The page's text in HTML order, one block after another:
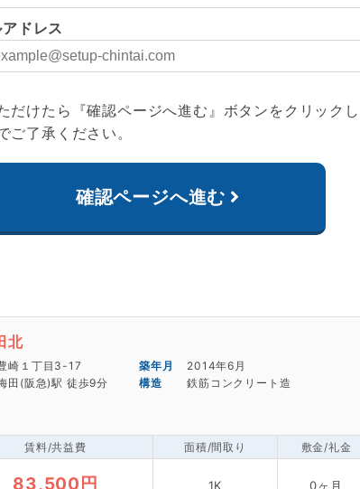
ドレス
だけたら『確認ページへ進む』ボタンをクリックし
了承ください。
確認ページへ進む
北
崎１丁目3-17
2014年6月
田(阪急)駅 徒歩9分
鉄筋コンクリート造
賃料/共益費 面積/間取り 敷金/礼金
83,500円 1K 0ヶ月